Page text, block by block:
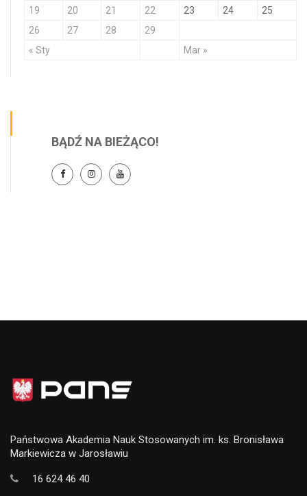
« Sty Mar »
19 20 21 22 23 24
25
26
27 28 29
BĄDŹ NA BIEŻĄCO!
Państwowa Akademia Nauk Stosowanych im. ks. Bronisława
Markiewicza w Jarosławiu
16 624 46 40